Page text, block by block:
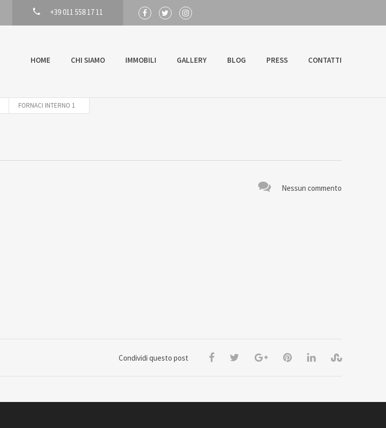
+39 011 558 17 11
HOME CHI SIAMO IMMOBILI GALLERY BLOG PRESS CONTATTI
FORNACI INTERNO 1
Nessun commento
Condividi questo post